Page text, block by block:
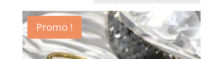
Promo !